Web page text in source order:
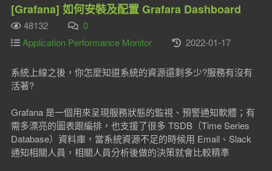
[Grafana] 如何安裝及配置 Grafara Dashboard
48132
0
Application Performance Monitor
2022-01-17
系統上線之後，你怎麼知道系統的資源還剩多少?服務有沒有
活著?
Grafana 是一個用來呈現服務狀態的監視、預警通知軟體；有
需多漂亮的圖表跟編排，也支援了很多 TSDB（Time Series
Database）資料庫，當系統資源不足的時候用 Email、Slack
通知相關人員，相關人員分析後做的決策就會比較精準